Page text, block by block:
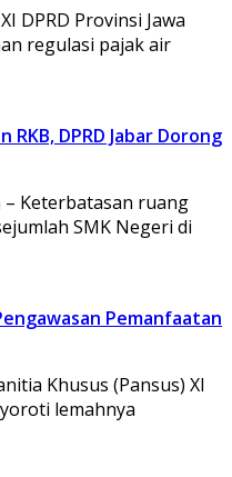
DPRD Provinsi Jawa
regulasi pajak air
DPRD Jabar Dorong
– Keterbatasan ruang
SMK Negeri di
Pemanfaatan
Khusus (Pansus) XI
lemahnya